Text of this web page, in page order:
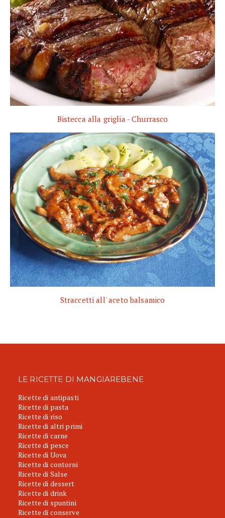
Bistecca alla griglia - Churrasco
Straccetti all' aceto balsamico
LE RICETTE DI MANGIAREBENE
Ricette di antipasti
Ricette di pasta
Ricette di riso
Ricette di altri primi
Ricette di carne
Ricette di pesce
Ricette di Uova
Ricette di contorni
Ricette di Salse
Ricette di dessert
Ricette di drink
Ricette di spuntini
Ricette di conserve